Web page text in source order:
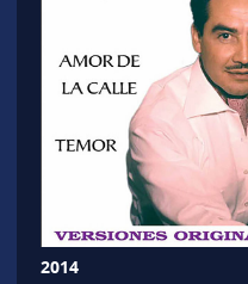
2014